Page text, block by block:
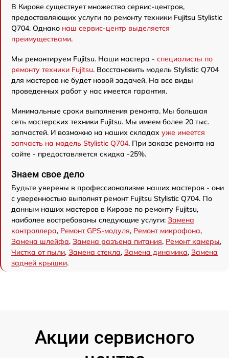
В Кирове существует множество сервис-центров,
предоставляющих услуги по ремонту техники Fujitsu Stylistic
Q704. Однако наш сервис-центр выделяется
преимуществами.
Мы ремонтируем Fujitsu. Наши мастера - специалисты по
ремонту техники Fujitsu. Восстановить модель Stylistic Q704
для мастеров не будет новой задачей. На все виды
проведенных работ у нас имеется гарантия.
Минимальные сроки выполнения ремонта. Мы большая
сеть мастерских техники Fujitsu. Мы имеем более 20 тыс.
запчастей. И возможно на наших складах уже имеется
запчасть на модель Stylistic Q704. При заказе ремонта на
сайте - предоставляется скидка -25%.
Знаем свое дело
Будьте уверены в профессионализме наших мастеров - они
с уверенностью выполнят ремонт Fujitsu Stylistic Q704. По
данным наших мастеров в Кирове по ремонту Fujitsu,
наиболее востребованы следующие услуги: Замена
контроллера, Ремонт GPS-модуля, Ремонт микрофона,
Замена шлейфа, Замена разъема питания, Ремонт камеры,
Чистка от пыли, Замена стекла, Замена динамика, Замена
задней крышки.
Акции сервисного